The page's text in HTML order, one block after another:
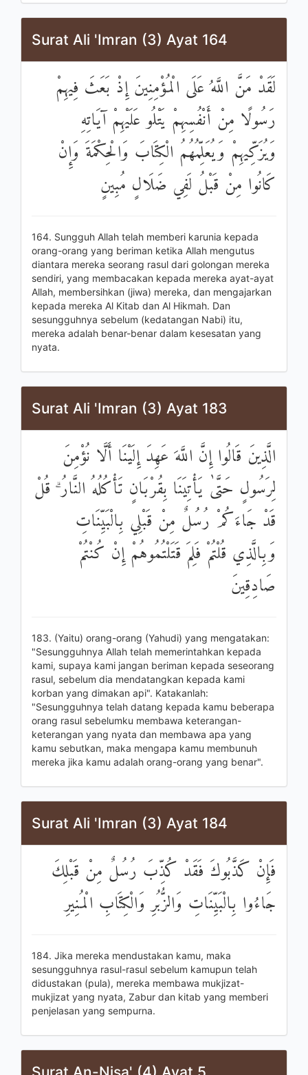
Surat Ali 'Imran (3) Ayat 164
لَقَدْ مَنَّ اللَّهُ عَلَى الْمُؤْمِنِينَ إِذْ بَعَثَ فِيهِمْ
رَسُولًا مِنْ أَنْفُسِهِمْ يَتْلُو عَلَيْهِمْ آيَاتِهِ
وَيُزَكِّيهِمْ وَيُعَلِّمُهُمُ الْكِتَابَ وَالْحِكْمَةَ وَإِنْ
كَانُوا مِنْ قَبْلُ لَفِي ضَلَالٍ مُبِينٍ
164. Sungguh Allah telah memberi karunia kepada
orang-orang yang beriman ketika Allah mengutus
diantara mereka seorang rasul dari golongan mereka
sendiri, yang membacakan kepada mereka ayat-ayat
Allah, membersihkan (jiwa) mereka, dan mengajarkan
kepada mereka Al Kitab dan Al Hikmah. Dan
sesungguhnya sebelum (kedatangan Nabi) itu,
mereka adalah benar-benar dalam kesesatan yang
nyata.
Surat Ali 'Imran (3) Ayat 183
الَّذِينَ قَالُوا إِنَّ اللَّهَ عَهِدَ إِلَيْنَا أَلَّا نُؤْمِنَ
لِرَسُولٍ حَتَّىٰ يَأْتِيَنَا بِقُرْبَانٍ تَأْكُلُهُ النَّارُ ۗ قُلْ
قَدْ جَاءَكُمْ رُسُلٌ مِنْ قَبْلِي بِالْبَيِّنَاتِ
وَبِالَّذِي قُلْتُمْ فَلِمَ قَتَلْتُمُوهُمْ إِنْ كُنْتُمْ
صَادِقِينَ
183. (Yaitu) orang-orang (Yahudi) yang mengatakan:
"Sesungguhnya Allah telah memerintahkan kepada
kami, supaya kami jangan beriman kepada seseorang
rasul, sebelum dia mendatangkan kepada kami
korban yang dimakan api". Katakanlah:
"Sesungguhnya telah datang kepada kamu beberapa
orang rasul sebelumku membawa keterangan-
keterangan yang nyata dan membawa apa yang
kamu sebutkan, maka mengapa kamu membunuh
mereka jika kamu adalah orang-orang yang benar".
Surat Ali 'Imran (3) Ayat 184
فَإِنْ كَذَّبُوكَ فَقَدْ كُذِّبَ رُسُلٌ مِنْ قَبْلِكَ
جَاءُوا بِالْبَيِّنَاتِ وَالزُّبُرِ وَالْكِتَابِ الْمُنِيرِ
184. Jika mereka mendustakan kamu, maka
sesungguhnya rasul-rasul sebelum kamupun telah
didustakan (pula), mereka membawa mukjizat-
mukjizat yang nyata, Zabur dan kitab yang memberi
penjelasan yang sempurna.